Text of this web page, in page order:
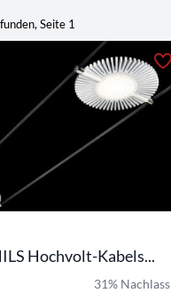
Seite 1
Hochvolt-Kabels...
31% Nachlass